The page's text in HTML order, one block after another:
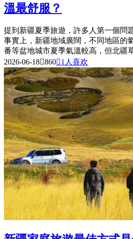
溫最舒服？
提到新疆夏季旅遊，許多人第一個問
事實上，新疆地域廣闊，不同地區的
番等盆地城市夏季氣溫較高，但北疆
2026-06-188601 人喜欢